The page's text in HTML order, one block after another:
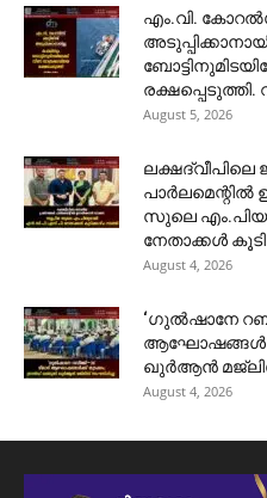
​എം.വി.
August 5, 2026
ലക്ഷദ്വീപിലെ
സുലെ
നേതാക്കൾ
August 4, 2026
‘ഗുൽഷാനേ
ഖുർആൻ
August 4, 2026